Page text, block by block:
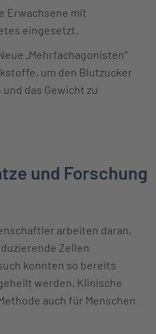
Erwachsene mit
eingesetzt.
„Mehrfachagonisten“
um den Blutzucker
das Gewicht zu
und Forschung
arbeiten daran,
Zellen
konnten so bereits
werden. Klinische
auch für Menschen